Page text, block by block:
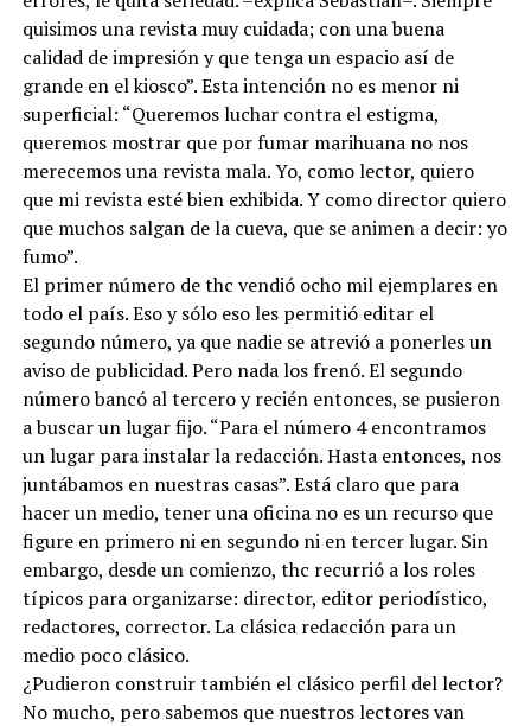
quisimos una revista muy cuidada; con una buena
calidad de impresión y que tenga un espacio así de
grande en el kiosco”. Esta intención no es menor ni
superficial: “Queremos luchar contra el estigma,
queremos mostrar que por fumar marihuana no nos
merecemos una revista mala. Yo, como lector, quiero
que mi revista esté bien exhibida. Y como director quiero
que muchos salgan de la cueva, que se animen a decir: yo
fumo”.
El primer número de thc vendió ocho mil ejemplares en
todo el país. Eso y sólo eso les permitió editar el
segundo número, ya que nadie se atrevió a ponerles un
aviso de publicidad. Pero nada los frenó. El segundo
número bancó al tercero y recién entonces, se pusieron
a buscar un lugar fijo. “Para el número 4 encontramos
un lugar para instalar la redacción. Hasta entonces, nos
juntábamos en nuestras casas”. Está claro que para
hacer un medio, tener una oficina no es un recurso que
figure en primero ni en segundo ni en tercer lugar. Sin
embargo, desde un comienzo, thc recurrió a los roles
típicos para organizarse: director, editor periodístico,
redactores, corrector. La clásica redacción para un
medio poco clásico.
¿Pudieron construir también el clásico perfil del lector?
No mucho, pero sabemos que nuestros lectores van